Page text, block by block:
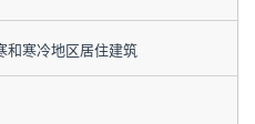
和寒冷地区居住建筑